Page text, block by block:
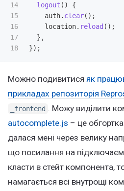
14
15
16
17
logout ()
{
auth. clear();
location. reload ();
},
});
Можно подивитися як
прикладах репозиторія
_frontend . Можу виділити
autocomplete.js – це
далася мені через велику
що посилання на
класти в стейт компонента,
намагається всі внутрощі